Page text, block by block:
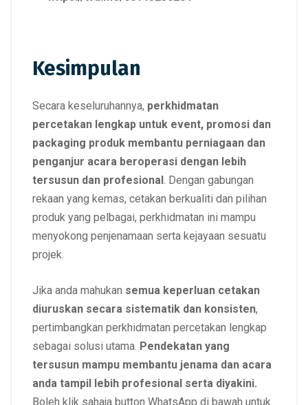
Kesimpulan
Secara keseluruhannya, perkhidmatan
percetakan lengkap untuk event, promosi dan
packaging produk membantu perniagaan dan
penganjur acara beroperasi dengan lebih
tersusun dan profesional. Dengan gabungan
rekaan yang kemas, cetakan berkualiti dan pilihan
produk yang pelbagai, perkhidmatan ini mampu
menyokong penjenamaan serta kejayaan sesuatu
projek.
Jika anda mahukan semua keperluan cetakan
diuruskan secara sistematik dan konsisten,
pertimbangkan perkhidmatan percetakan lengkap
sebagai solusi utama. Pendekatan yang
tersusun mampu membantu jenama dan acara
anda tampil lebih profesional serta diyakini.
Boleh klik sahaja button WhatsApp di bawah untuk